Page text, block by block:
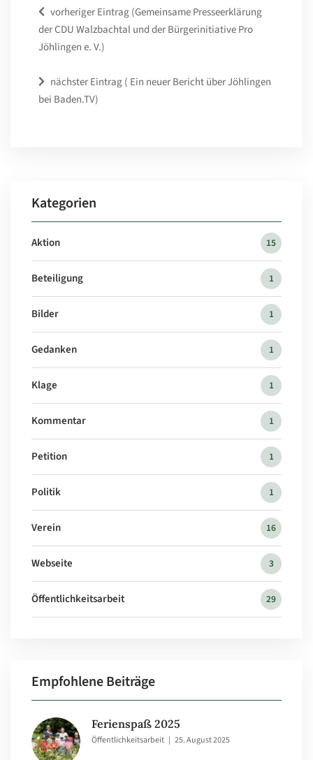
vorheriger Eintrag (Gemeinsame Presseerklärung
der CDU Walzbachtal und der Bürgerinitiative Pro
Jöhlingen e. V.)
nächster Eintrag ( Ein neuer Bericht über Jöhlingen
bei Baden.TV)
Kategorien
Aktion 15
Beteiligung 1
Bilder 1
Gedanken 1
Klage 1
Kommentar 1
Petition 1
Politik 1
Verein 16
Webseite 3
Öffentlichkeitsarbeit 29
Empfohlene Beiträge
Ferienspaß 2025
Öffentlichkeitsarbeit | 25. August 2025